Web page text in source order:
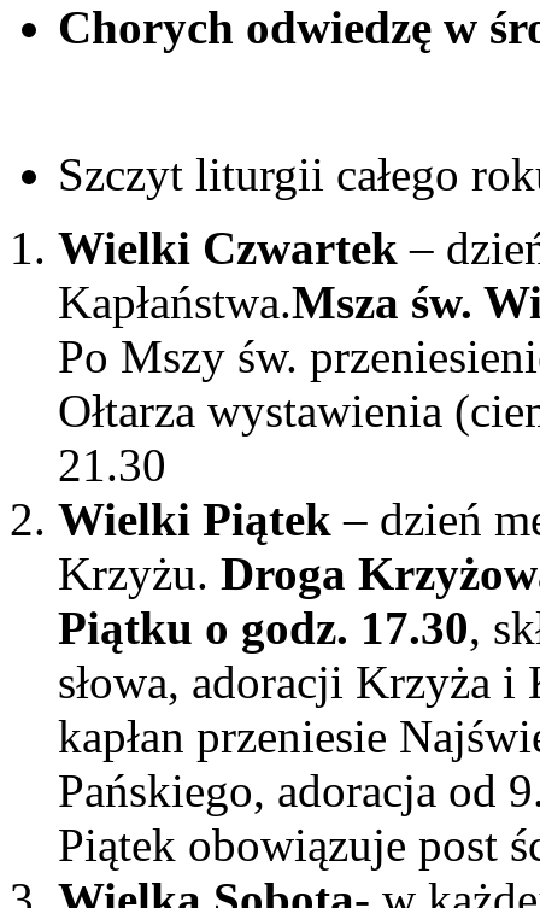
Chorych odwiedzę w
Szczyt liturgii całego
Wielki Czwartek –
Kapłaństwa.Msza św.
Po Mszy św.
Ołtarza wystawienia
21.30
Wielki Piątek – dzień
Krzyżu. Droga
Piątku o godz. 17.30,
słowa, adoracji Krzyża
kapłan przeniesie
Pańskiego, adoracja od
Piątek obowiązuje post